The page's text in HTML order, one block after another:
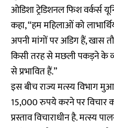
ओडिशा ट्रेडिशनल फिश वर्कर्स
कहा, “हम महिलाओं को
अपनी मांगों पर अडिग हैं, खास
किसी तरह से मछली पकड़ने के
से प्रभावित हैं.”
इस बीच राज्य मत्स्य विभाग
15,000 रुपये करने पर विचार
प्रस्ताव विचाराधीन है. मत्स्य